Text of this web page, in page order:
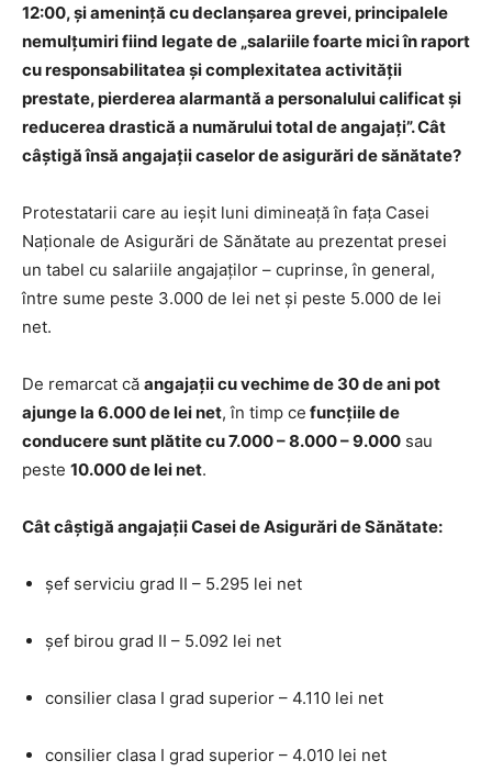
12:00, și amenință cu declanșarea grevei, principalele
nemulțumiri fiind legate de „salariile foarte mici în raport
cu responsabilitatea şi complexitatea activităţii
prestate, pierderea alarmantă a personalului calificat şi
reducerea drastică a numărului total de angajaţi”. Cât
câștigă însă angajații caselor de asigurări de sănătate?
Protestatarii care au ieșit luni dimineață în fața Casei
Naționale de Asigurări de Sănătate au prezentat presei
un tabel cu salariile angajaților – cuprinse, în general,
între sume peste 3.000 de lei net și peste 5.000 de lei
net.
De remarcat că angajații cu vechime de 30 de ani pot
ajunge la 6.000 de lei net, în timp ce funcțiile de
conducere sunt plătite cu 7.000 – 8.000 – 9.000 sau
peste 10.000 de lei net.
Cât câștigă angajații Casei de Asigurări de Sănătate:
șef serviciu grad II – 5.295 lei net
șef birou grad II – 5.092 lei net
consilier clasa I grad superior – 4.110 lei net
consilier clasa I grad superior – 4.010 lei net